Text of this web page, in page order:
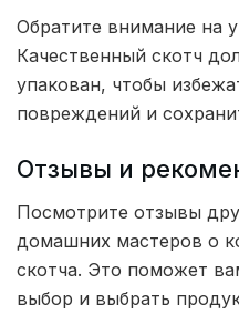
Обратите внимание на
Качественный скотч
упакован, чтобы
повреждений и
Отзывы и
Посмотрите отзывы
домашних мастеров о
скотча. Это поможет
выбор и выбрать